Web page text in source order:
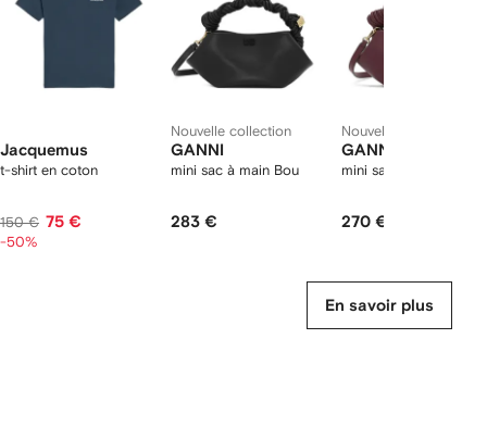
Jacquemus
t-shirt en coton
150 € 75 €
-50%
Nouvelle collection
GANNI
mini sac à main Bou
283 €
Nouvelle collection
GANNI
mini sac à main Bou
270 €
En savoir plus